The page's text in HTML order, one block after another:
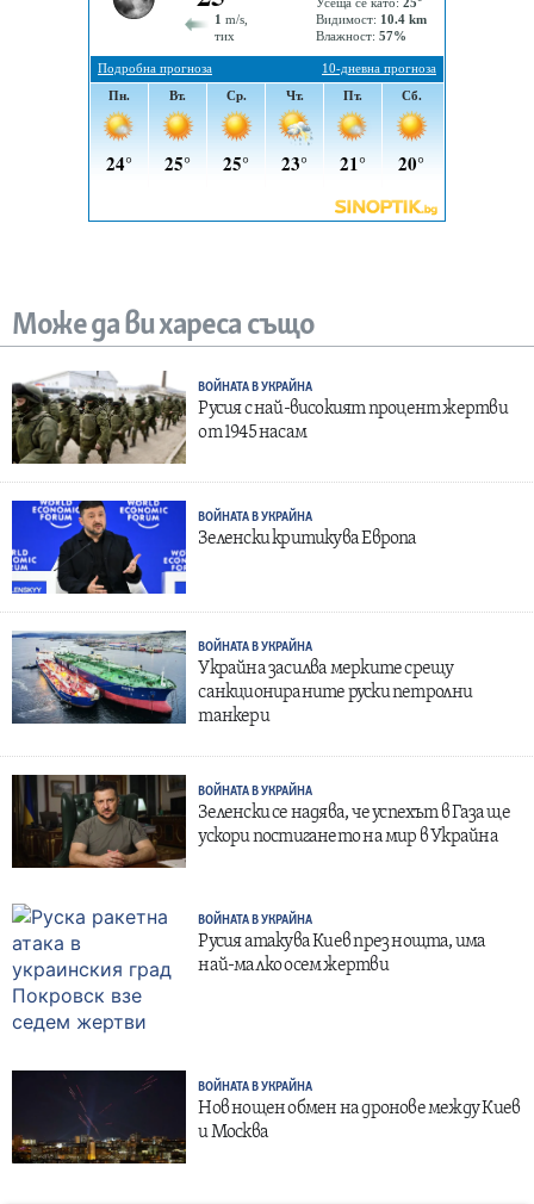
Може да ви хареса също
ВОЙНАТА В УКРАЙНА
Русия с най-високият процент жертви
от 1945 насам
ВОЙНАТА В УКРАЙНА
Зеленски критикува Европа
ВОЙНАТА В УКРАЙНА
Украйна засилва мерките срещу
санкционираните руски петролни
танкери
ВОЙНАТА В УКРАЙНА
Зеленски се надява, че успехът в Газа ще
ускори постигането на мир в Украйна
ВОЙНАТА В УКРАЙНА
Русия атакува Киев през нощта, има
най-малко осем жертви
ВОЙНАТА В УКРАЙНА
Нов нощен обмен на дронове между Киев
и Москва